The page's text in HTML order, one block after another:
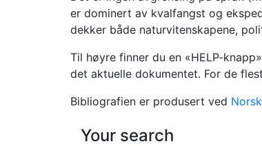
er dominert av kvalfangst og
dekker både naturvitenskapene,
Til høyre finner du en «HELP-
det aktuelle dokumentet. For de
Bibliografien er produsert ved
Your search